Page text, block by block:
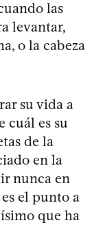
las
levantar,
o la cabeza
su vida a
cuál es su
de la
en la
nunca en
el punto a
que ha